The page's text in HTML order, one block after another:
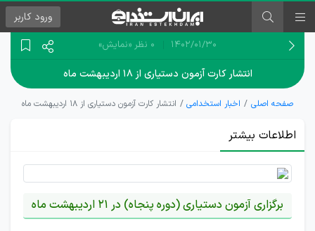
ورود کاربر
۱۴۰۲/۰۱/۳۰ 0 نظر «نمایش»
انتشار کارت آزمون دستیاری از ۱۸ اردیبهشت ماه
صفحه اصلی اخبار استخدامی انتشار کارت آزمون دستیاری از ۱۸ اردیبهشت ماه
اطلاعات بیشتر
برگزاری آزمون دستیاری (دوره پنجاه) در 21 اردیبهشت ماه